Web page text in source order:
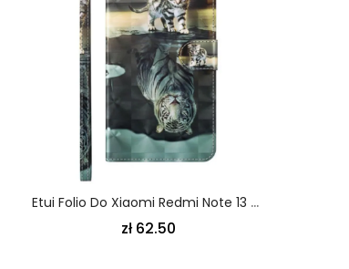
Etui Folio Do Xiaomi Redmi Note 13 5g Kot I Tygrys Z Paskiem
zł 62.50